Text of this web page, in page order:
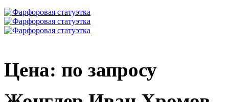
Цена: по запросу